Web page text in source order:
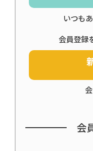
いつも
会員登録
会